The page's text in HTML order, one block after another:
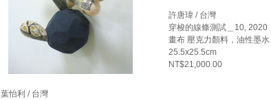
葉怡利 / 台灣
許唐瑋 / 台灣
穿梭的線條測試＿10, 2020
畫布 壓克力顏料，油性墨水
25.5x25.5cm
NT$21,000.00